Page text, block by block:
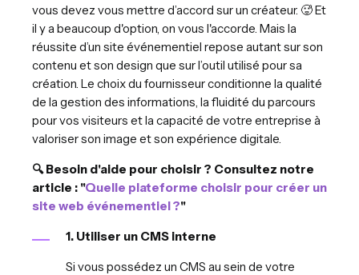
vous devez vous mettre d’accord sur un créateur. 🥵 Et
il y a beaucoup d'option, on vous l'accorde. Mais la
réussite d’un site événementiel repose autant sur son
contenu et son design que sur l’outil utilisé pour sa
création. Le choix du fournisseur conditionne la qualité
de la gestion des informations, la fluidité du parcours
pour vos visiteurs et la capacité de votre entreprise à
valoriser son image et son expérience digitale.
🔍 Besoin d'aide pour choisir ? Consultez notre
article : "Quelle plateforme choisir pour créer un
site web événementiel ?"
1. Utiliser un CMS interne
Si vous possédez un CMS au sein de votre